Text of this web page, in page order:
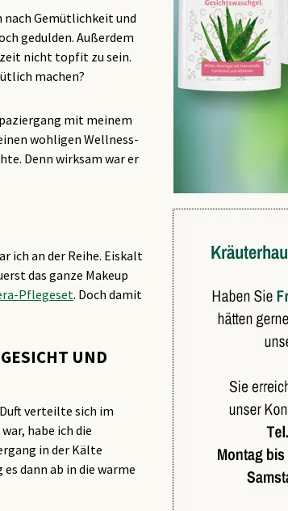
Gemütlichkeit und
gedulden. Außerdem
nicht topfit zu sein.
machen?
mit meinem
wohligen Wellness-
Denn wirksam war er
ich an der Reihe. Eiskalt
das ganze Makeup
Pflegeset. Doch damit
UND
verteilte sich im
habe ich die
in der Kälte
dann ab in die warme